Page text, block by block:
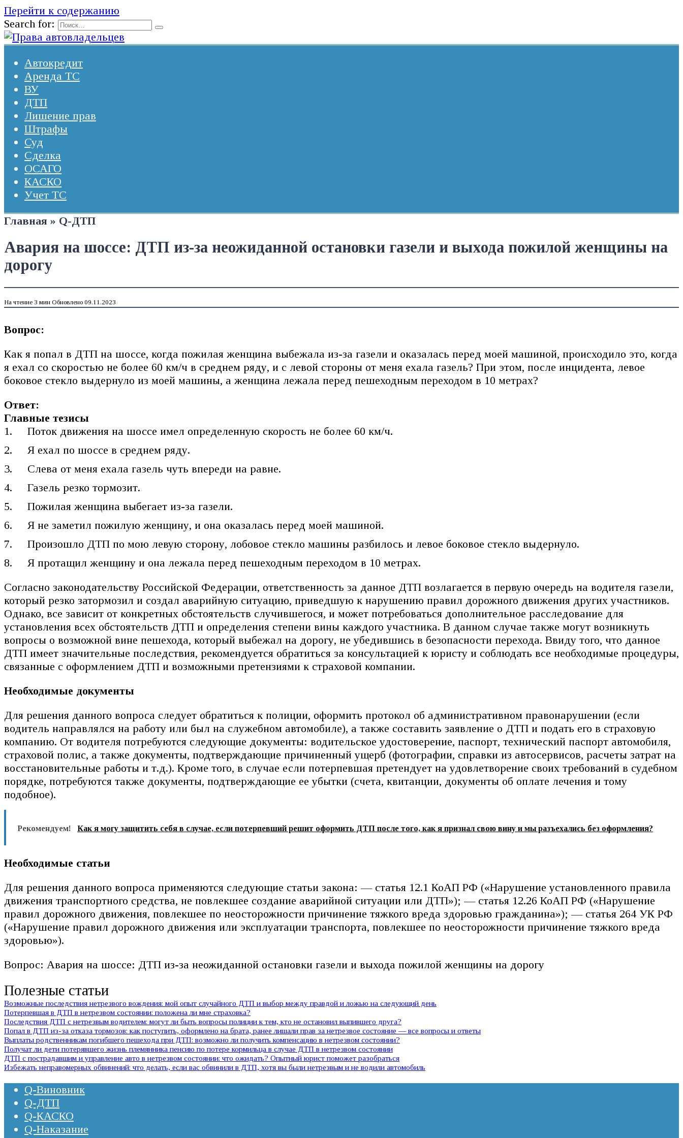
Перейти к содержанию
Search for:
Автокредит
Аренда ТС
ВУ
ДТП
Лишение прав
Штрафы
Суд
Сделка
ОСАГО
КАСКО
Учет ТС
Главная » Q-ДТП
Авария на шоссе: ДТП из-за неожиданной остановки газели и выхода пожилой женщины на
дорогу
На чтение 3 мин Обновлено 09.11.2023
Вопрос:
Как я попал в ДТП на шоссе, когда пожилая женщина выбежала из-за газели и оказалась перед моей машиной, происходило это, когда
я ехал со скоростью не более 60 км/ч в среднем ряду, и с левой стороны от меня ехала газель? При этом, после инцидента, левое
боковое стекло выдернуло из моей машины, а женщина лежала перед пешеходным переходом в 10 метрах?
Ответ:
Главные тезисы
Поток движения на шоссе имел определенную скорость не более 60 км/ч.
Я ехал по шоссе в среднем ряду.
Слева от меня ехала газель чуть впереди на равне.
Газель резко тормозит.
Пожилая женщина выбегает из-за газели.
Я не заметил пожилую женщину, и она оказалась перед моей машиной.
Произошло ДТП по мою левую сторону, лобовое стекло машины разбилось и левое боковое стекло выдернуло.
Я протащил женщину и она лежала перед пешеходным переходом в 10 метрах.
Согласно законодательству Российской Федерации, ответственность за данное ДТП возлагается в первую очередь на водителя газели,
который резко затормозил и создал аварийную ситуацию, приведшую к нарушению правил дорожного движения других участников.
Однако, все зависит от конкретных обстоятельств случившегося, и может потребоваться дополнительное расследование для
установления всех обстоятельств ДТП и определения степени вины каждого участника. В данном случае также могут возникнуть
вопросы о возможной вине пешехода, который выбежал на дорогу, не убедившись в безопасности перехода. Ввиду того, что данное
ДТП имеет значительные последствия, рекомендуется обратиться за консультацией к юристу и соблюдать все необходимые процедуры,
связанные с оформлением ДТП и возможными претензиями к страховой компании.
Необходимые документы
Для решения данного вопроса следует обратиться к полиции, оформить протокол об административном правонарушении (если
водитель направлялся на работу или был на служебном автомобиле), а также составить заявление о ДТП и подать его в страховую
компанию. От водителя потребуются следующие документы: водительское удостоверение, паспорт, технический паспорт автомобиля,
страховой полис, а также документы, подтверждающие причиненный ущерб (фотографии, справки из автосервисов, расчеты затрат на
восстановительные работы и т.д.). Кроме того, в случае если потерпевшая претендует на удовлетворение своих требований в судебном
порядке, потребуются также документы, подтверждающие ее убытки (счета, квитанции, документы об оплате лечения и тому
подобное).
Рекомендуем! Как я могу защитить себя в случае, если потерпевший решит оформить ДТП после того, как я признал свою вину и мы разъехались без оформления?
Необходимые статьи
Для решения данного вопроса применяются следующие статьи закона: — статья 12.1 КоАП РФ («Нарушение установленного правила
движения транспортного средства, не повлекшее создание аварийной ситуации или ДТП»); — статья 12.26 КоАП РФ («Нарушение
правил дорожного движения, повлекшее по неосторожности причинение тяжкого вреда здоровью гражданина»); — статья 264 УК РФ
(«Нарушение правил дорожного движения или эксплуатации транспорта, повлекшее по неосторожности причинение тяжкого вреда
здоровью»).
Вопрос: Авария на шоссе: ДТП из-за неожиданной остановки газели и выхода пожилой женщины на дорогу
Полезные статьи
Возможные последствия нетрезвого вождения: мой опыт случайного ДТП и выбор между правдой и ложью на следующий день
Потерпевшая в ДТП в нетрезвом состоянии: положена ли мне страховка?
Последствия ДТП с нетрезвым водителем: могут ли быть вопросы полиции к тем, кто не остановил выпившего друга?
Попал в ДТП из-за отказа тормозов: как поступить, оформлено на брата, ранее лишали прав за нетрезвое состояние — все вопросы и ответы
Выплаты родственникам погибшего пешехода при ДТП: возможно ли получить компенсацию в нетрезвом состоянии?
Получат ли дети потерявшего жизнь племянника пенсию по потере кормильца в случае ДТП в нетрезвом состоянии
ДТП с пострадавшим и управление авто в нетрезвом состоянии: что ожидать? Опытный юрист поможет разобраться
Избежать неправомерных обвинений: что делать, если вас обвинили в ДТП, хотя вы были нетрезвым и не водили автомобиль
Q-Виновник
Q-ДТП
Q-КАСКО
Q-Наказание